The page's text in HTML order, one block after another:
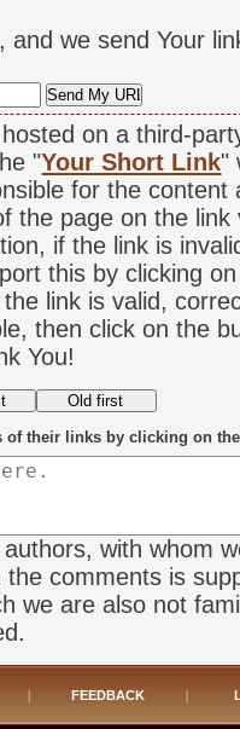
and we send Your
on a third-
"Your Short Link"
for the content
the page on the link
if the link is
this by clicking
link is valid,
then click on the
You!
of their links by clicking on
with whom
the comments is
we are also not
FEEDBACK